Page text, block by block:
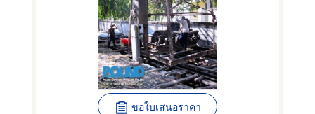
ขอใบเสนอราคา